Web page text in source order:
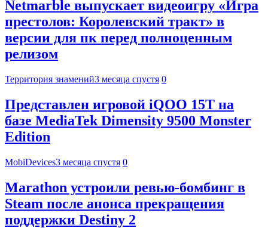
Netmarble выпускает видеоигру «Игра
престолов: Королевский тракт» в
версии для пк перед полноценным
релизом
Территория знамений3 месяца спустя 0
Представлен игровой iQOO 15T на
базе MediaTek Dimensity 9500 Monster
Edition
MobiDevices3 месяца спустя 0
Marathon устроили ревью-бомбинг в
Steam после анонса прекращения
поддержки Destiny 2